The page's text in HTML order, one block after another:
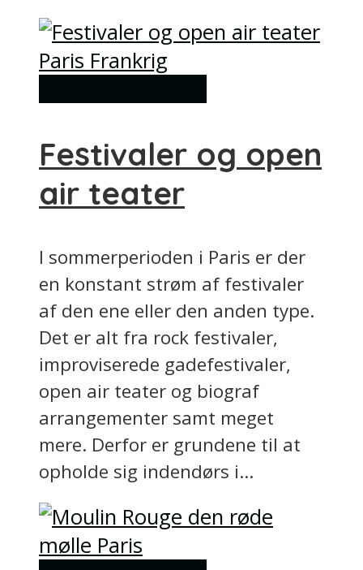
Festivaler og open
air teater
I sommerperioden i Paris er der
en konstant strøm af festivaler
af den ene eller den anden type.
Det er alt fra rock festivaler,
improviserede gadefestivaler,
open air teater og biograf
arrangementer samt meget
mere. Derfor er grundene til at
opholde sig indendørs i...